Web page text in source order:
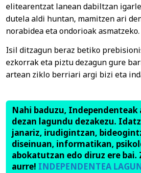
elitearentzat lanean dabiltzan
dutela aldi huntan, mamitzen ari
norabidea eta ondorioak asmatzeko.
Isil ditzagun beraz betiko
ezkorrak eta piztu dezagun gure
artean ziklo berriari argi bizi eta
Nahi baduzu, Independenteak
dezan lagundu dezakezu.
janariz, irudigintzan,
diseinuan, informatikan,
abokatutzan edo diruz ere bai.
aurre! INDEPENDENTEA